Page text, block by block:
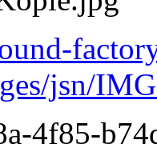
jsn/
4f85-